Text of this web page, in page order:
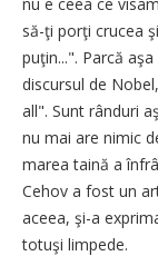
să-ţi porţi crucea
puţin...". Parcă
discursul de
all". Sunt rânduri
nu mai are nimic
marea taină a
Cehov a fost un
aceea, şi-a
totuşi limpede.